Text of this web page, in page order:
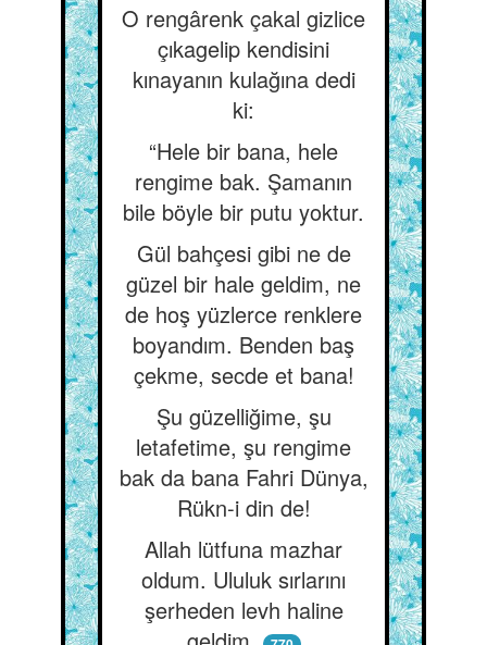
O rengârenk çakal gizlice
çıkagelip kendisini
kınayanın kulağına dedi
ki:
“Hele bir bana, hele
rengime bak. Şamanın
bile böyle bir putu yoktur.
Gül bahçesi gibi ne de
güzel bir hale geldim, ne
de hoş yüzlerce renklere
boyandım. Benden baş
çekme, secde et bana!
Şu güzelliğime, şu
letafetime, şu rengime
bak da bana Fahri Dünya,
Rükn-i din de!
Allah lütfuna mazhar
oldum. Ululuk sırlarını
şerheden levh haline